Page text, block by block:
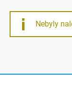
Nebyly